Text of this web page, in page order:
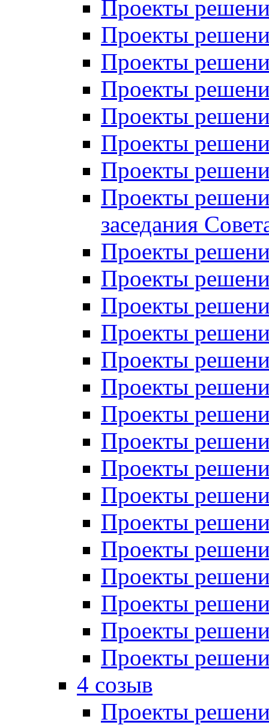
Проекты
Проекты
Проекты
Проекты
Проекты
Проекты
Проекты
Проекты
заседания
Проекты
Проекты
Проекты
Проекты
Проекты
Проекты
Проекты
Проекты
Проекты
Проекты
Проекты
Проекты
Проекты
Проекты
Проекты
Проекты
4 созыв
Проекты